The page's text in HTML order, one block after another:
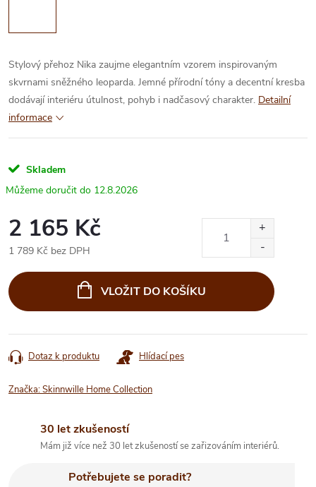
Stylový přehoz Nika zaujme elegantním vzorem inspirovaným
skvrnami sněžného leoparda. Jemné přírodní tóny a decentní kresba
dodávají interiéru útulnost, pohyb i nadčasový charakter. Detailní
informace
Skladem
12.8.2026
2 165 Kč
1 789 Kč bez DPH
cena:
VLOŽIT DO KOŠÍKU
Dotaz k produktu Hlídací pes
Značka:Skinnwille Home Collection
30 let zkušeností
Mám již více než 30 let zkušeností se zařizováním interiérů.
Potřebujete se poradit?